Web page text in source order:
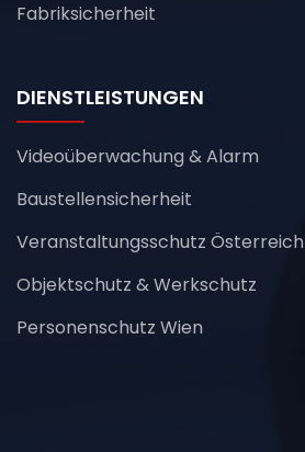
Fabriksicherheit
DIENSTLEISTUNGEN
Videoüberwachung & Alarm
Baustellensicherheit
Veranstaltungsschutz Österreich
Objektschutz & Werkschutz
Personenschutz Wien